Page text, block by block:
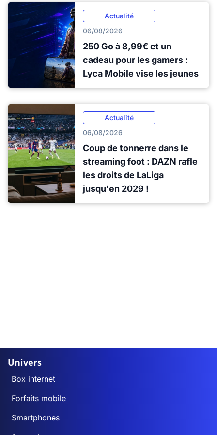
Actualité
06/08/2026
250 Go à 8,99€ et un
cadeau pour les gamers :
Lyca Mobile vise les jeunes
Actualité
06/08/2026
Coup de tonnerre dans le
streaming foot : DAZN rafle
les droits de LaLiga
jusqu'en 2029 !
Univers
Box internet
Forfaits mobile
Smartphones